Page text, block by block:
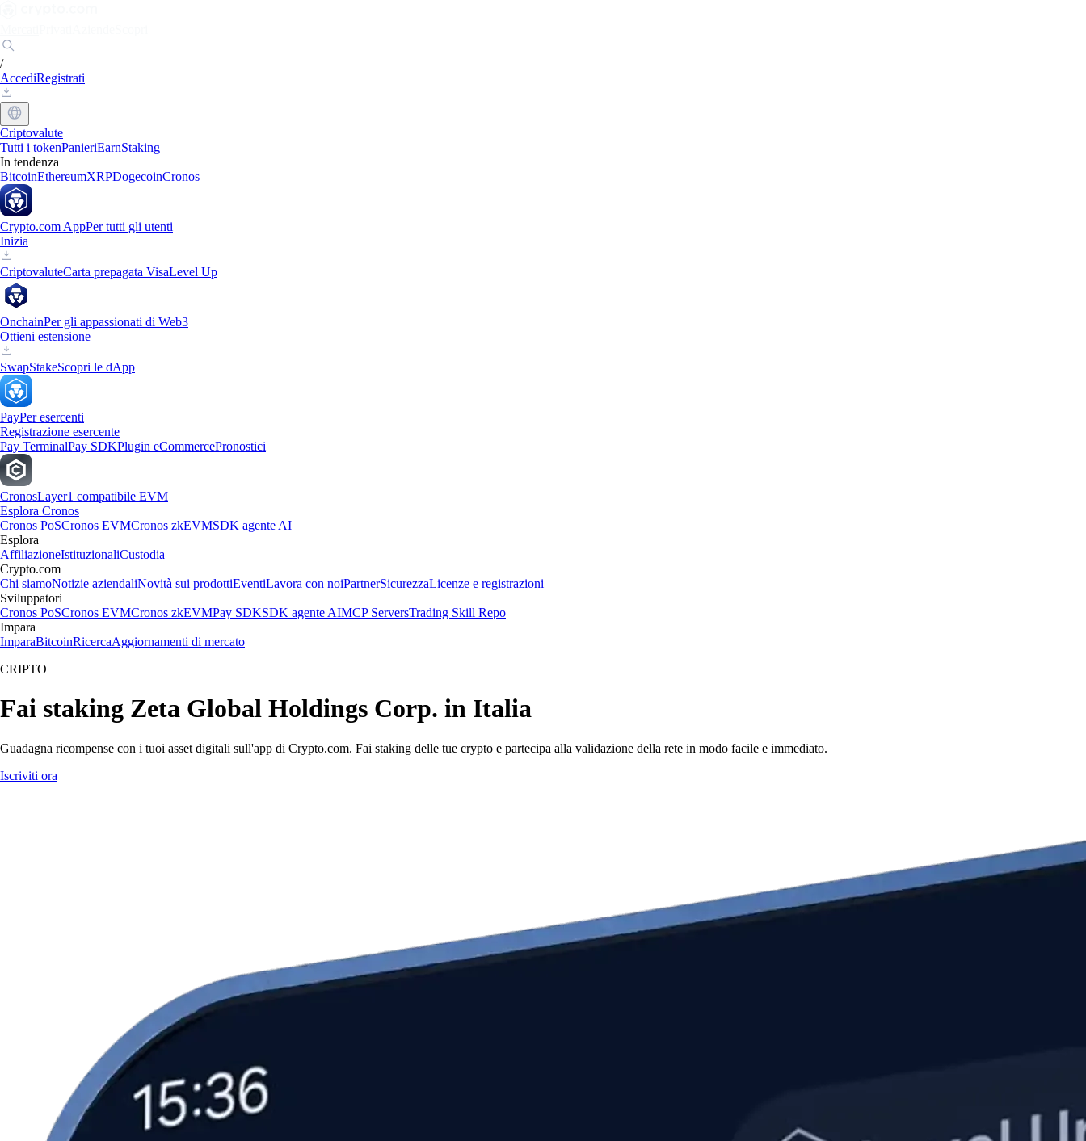
/
AccediRegistrati
Criptovalute
Tutti i tokenPanieriEarnStaking
In tendenza
BitcoinEthereumXRPDogecoinCronos
Crypto.com AppPer tutti gli utenti
Inizia
CriptovaluteCarta prepagata VisaLevel Up
OnchainPer gli appassionati di Web3
Ottieni estensione
SwapStakeScopri le dApp
PayPer esercenti
Registrazione esercente
Pay TerminalPay SDKPlugin eCommercePronostici
CronosLayer1 compatibile EVM
Esplora Cronos
Cronos PoSCronos EVMCronos zkEVMSDK agente AI
Esplora
AffiliazioneIstituzionaliCustodia
Crypto.com
Chi siamoNotizie aziendaliNovità sui prodottiEventiLavora con noiPartnerSicurezzaLicenze e registrazioni
Sviluppatori
Cronos PoSCronos EVMCronos zkEVMPay SDKSDK agente AIMCP ServersTrading Skill Repo
Impara
ImparaBitcoinRicercaAggiornamenti di mercato
CRIPTO
Fai staking Zeta Global Holdings Corp. in Italia
Guadagna ricompense con i tuoi asset digitali sull'app di Crypto.com. Fai staking delle tue crypto e partecipa alla validazione della rete in modo facile e immediato.
Iscriviti ora